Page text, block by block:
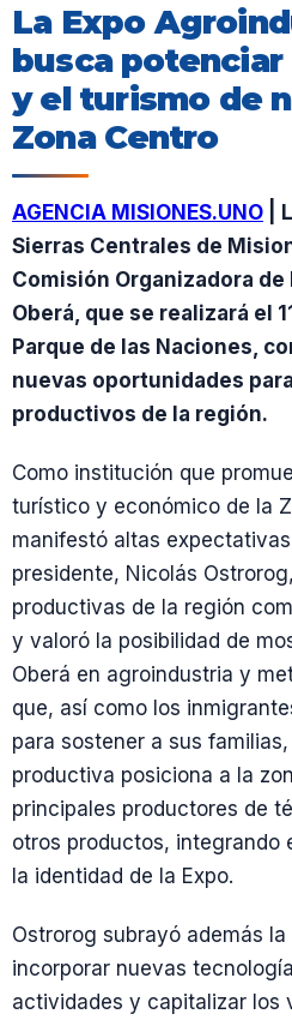
La Expo
busca
y el turismo de
Zona Centro
AGENCIA MISIONES.UNO |
Sierras Centrales de
Comisión Organizadora
Oberá, que se realizará el
Parque de las Naciones,
nuevas oportunidades
productivos de la región.
Como institución que
turístico y económico de la
manifestó altas
presidente, Nicolás
productivas de la región
y valoró la posibilidad de
Oberá en agroindustria y
que, así como los
para sostener a sus
productiva posiciona a la
principales productores de
otros productos, integrando
la identidad de la Expo.
Ostrorog subrayó además
incorporar nuevas
actividades y capitalizar los